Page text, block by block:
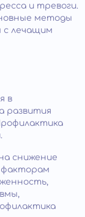
и тревоги.
методы
с лечащим
в
развития
снижение
факторам